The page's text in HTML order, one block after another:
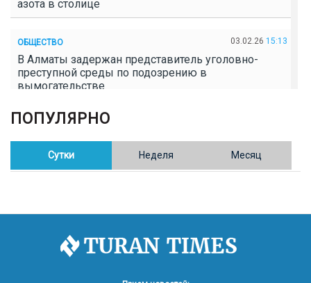
азота в столице
ОБЩЕСТВО 03.02.26 15:13
В Алматы задержан представитель уголовно-
преступной среды по подозрению в
вымогательстве
ОБЩЕСТВО
Полицейские пресекли незаконное выращивание
конопли в Таразе
8 тыс. жителей Степногорска получили перерасчёт
ПОПУЛЯРНО
Сутки Неделя Месяц